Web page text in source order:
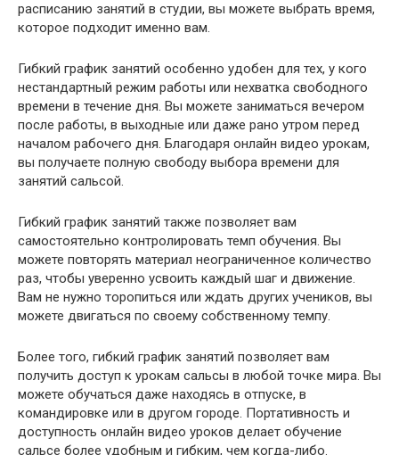
расписанию занятий в студии, вы можете выбрать время,
которое подходит именно вам.
Гибкий график занятий особенно удобен для тех, у кого
нестандартный режим работы или нехватка свободного
времени в течение дня. Вы можете заниматься вечером
после работы, в выходные или даже рано утром перед
началом рабочего дня. Благодаря онлайн видео урокам,
вы получаете полную свободу выбора времени для
занятий сальсой.
Гибкий график занятий также позволяет вам
самостоятельно контролировать темп обучения. Вы
можете повторять материал неограниченное количество
раз, чтобы уверенно усвоить каждый шаг и движение.
Вам не нужно торопиться или ждать других учеников, вы
можете двигаться по своему собственному темпу.
Более того, гибкий график занятий позволяет вам
получить доступ к урокам сальсы в любой точке мира. Вы
можете обучаться даже находясь в отпуске, в
командировке или в другом городе. Портативность и
доступность онлайн видео уроков делает обучение
сальсе более удобным и гибким, чем когда-либо.